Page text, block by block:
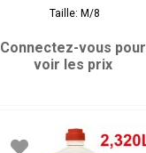
Taille: M/8
Connectez-vous pour
voir les prix